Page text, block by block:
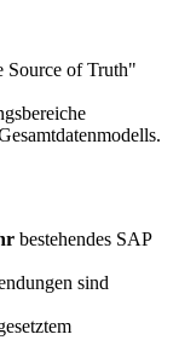
Source of Truth"
bestehendes SAP
sind